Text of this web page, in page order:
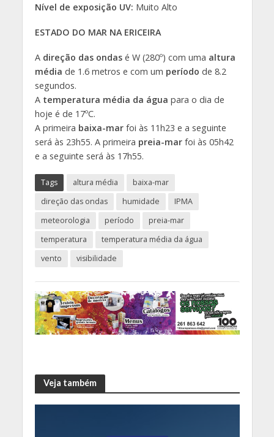
Nível de exposição UV: Muito Alto
ESTADO DO MAR NA ERICEIRA
A direção das ondasé W (280º) com uma altura
média de 1.6 metros e com um período de 8.2
segundos.
A temperatura média da água para o dia de
hoje é de 17ºC.
A primeira baixa-marfoi às 11h23 e a seguinte
será às 23h55. A primeira preia-marfoi às 05h42
e a seguinte será às 17h55.
Tags altura média
baixa-mar
direção das ondas
humidade
IPMA
meteorologia
período
preia-mar
temperatura
temperatura média da água
vento
visibilidade
Veja também